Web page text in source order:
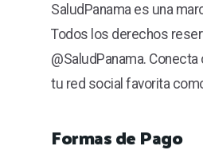
SaludPanama es una
Todos los derechos
@SaludPanama.
tu red social favorita
Formas de Pago